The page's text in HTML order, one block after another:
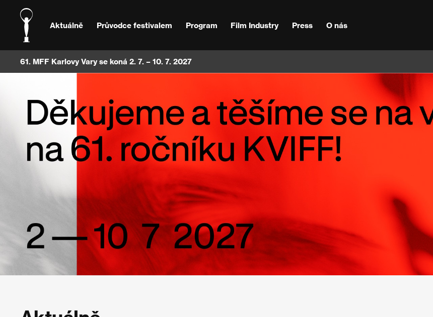
Aktuálně Průvodce festivalem Program Film Industry Press O nás
61. MFF Karlovy Vary se koná 2. 7. – 10. 7. 2027